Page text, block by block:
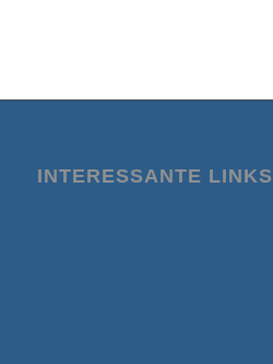
INTERESSANTE LINKS